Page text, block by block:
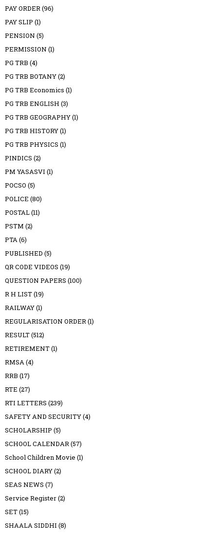
PAY ORDER(96)
PAY SLIP (1)
PENSION (5)
PERMISSION (1)
PG TRB (4)
PG TRB BOTANY(2)
PG TRB Economics (1)
PG TRB ENGLISH (3)
PG TRB GEOGRAPHY(1)
PG TRB HISTORY(1)
PG TRB PHYSICS (1)
PINDICS (2)
PM YASASVI (1)
POCSO (5)
POLICE (80)
POSTAL(11)
PSTM (2)
PTA(6)
PUBLISHED (5)
QR CODE VIDEOS (19)
QUESTION PAPERS (100)
R H LIST(19)
RAILWAY(1)
REGULARISATION ORDER(1)
RESULT(512)
RETIREMENT(1)
RMSA(4)
RRB (17)
RTE (27)
RTI LETTERS (239)
SAFETY AND SECURITY(4)
SCHOLARSHIP (5)
SCHOOL CALENDAR(57)
School Children Movie (1)
SCHOOL DIARY(2)
SEAS NEWS (7)
Service Register(2)
SET(15)
SHAALA SIDDHI (8)